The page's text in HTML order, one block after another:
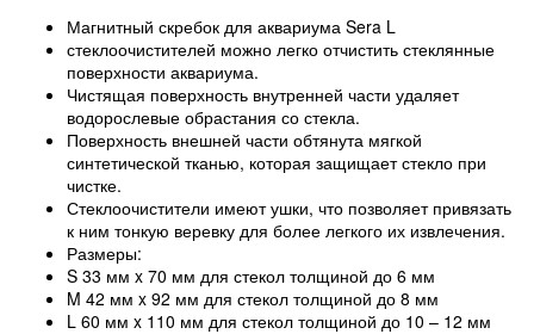
Магнитный скребок для аквариума Sera L
стеклоочистителей можно легко отчистить стеклянные
поверхности аквариума.
Чистящая поверхность внутренней части удаляет
водорослевые обрастания со стекла.
Поверхность внешней части обтянута мягкой
синтетической тканью, которая защищает стекло при
чистке.
Стеклоочистители имеют ушки, что позволяет привязать
к ним тонкую веревку для более легкого их извлечения.
Размеры:
S 33 мм x 70 мм для стекол толщиной до 6 мм
M 42 мм x 92 мм для стекол толщиной до 8 мм
L 60 мм x 110 мм для стекол толщиной до 10 – 12 мм